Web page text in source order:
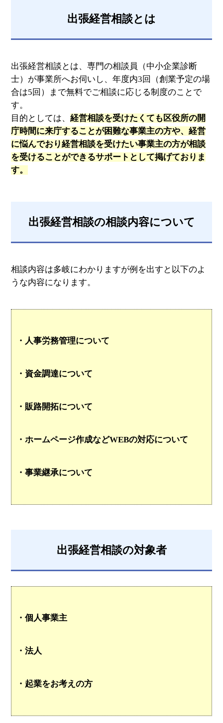
出張経営相談とは
出張経営相談とは、専門の相談員（中小企業診断
士）が事業所へお伺いし、年度内3回（創業予定の場
合は5回）まで無料でご相談に応じる制度のことで
す。
目的としては、経営相談を受けたくても区役所の開
庁時間に来庁することが困難な事業主の方や、経営
に悩んでおり経営相談を受けたい事業主の方が相談
を受けることができるサポートとして掲げておりま
す。
出張経営相談の相談内容について
相談内容は多岐にわかりますが例を出すと以下のよ
うな内容になります。
・人事労務管理について
・資金調達について
・販路開拓について
・ホームページ作成などWEBの対応について
・事業継承について
出張経営相談の対象者
・個人事業主
・法人
・起業をお考えの方